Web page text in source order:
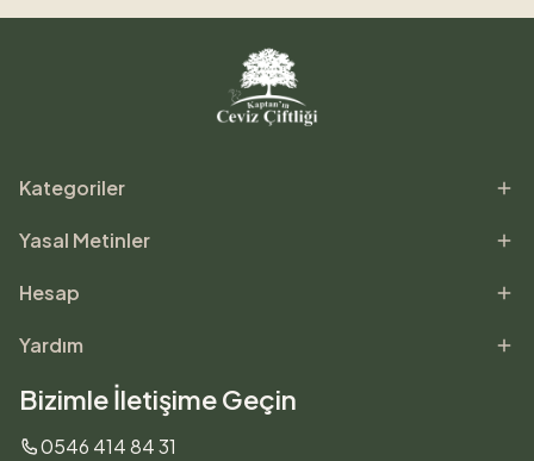
🥜 Taş değirmende öğütülmüş tahin
🍅 Ev yapımı usulü kurutulmuş domates
🍇 Doğal pestil, kuru meyveler ve reçel çeşitleri yer alır.
İster klasik bir Türk kahvaltısı hazırlayın, ister glütensiz bir
kahvaltı tabağı oluşturun — Cevizhane’deki her ürün, içeriği kadar
Doğal kahvaltılıkların güvenilir adresi: Cevizhane.
Kategoriler
Yasal Metinler
Hesap
Yardım
Bizimle İletişime Geçin
0546 414 84 31